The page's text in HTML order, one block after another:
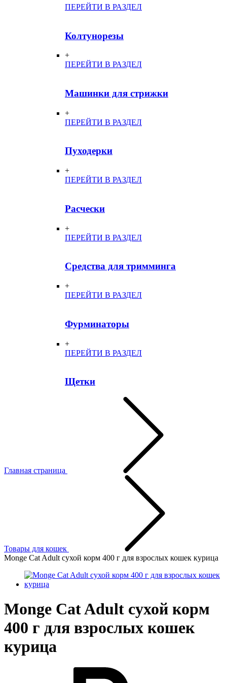
ПЕРЕЙТИ В РАЗДЕЛ
Колтунорезы
+
ПЕРЕЙТИ В РАЗДЕЛ
Машинки для стрижки
+
ПЕРЕЙТИ В РАЗДЕЛ
Пуходерки
+
ПЕРЕЙТИ В РАЗДЕЛ
Расчески
+
ПЕРЕЙТИ В РАЗДЕЛ
Средства для тримминга
+
ПЕРЕЙТИ В РАЗДЕЛ
Фурминаторы
+
ПЕРЕЙТИ В РАЗДЕЛ
Щетки
Главная страница
Товары для кошек
Monge Cat Adult сухой корм 400 г для взрослых кошек курица
Monge Cat Adult сухой корм
400 г для взрослых кошек
курица